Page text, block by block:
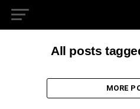
All posts
MORE